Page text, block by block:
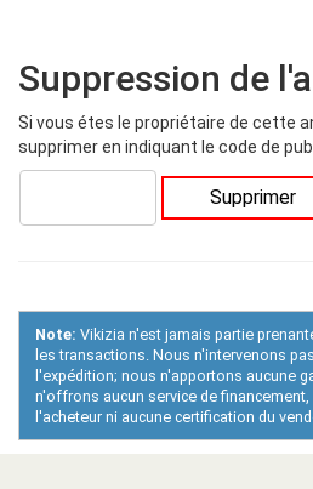
Suppression de
Si vous étes le propriétaire de cette
supprimer en indiquant le code de
Supprimer
Note: Vikizia n'est jamais partie
les transactions. Nous n'intervenons
l'expédition; nous n'apportons aucune
n'offrons aucun service de
l'acheteur ni aucune certification du